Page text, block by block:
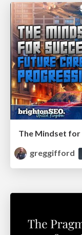
greggifford